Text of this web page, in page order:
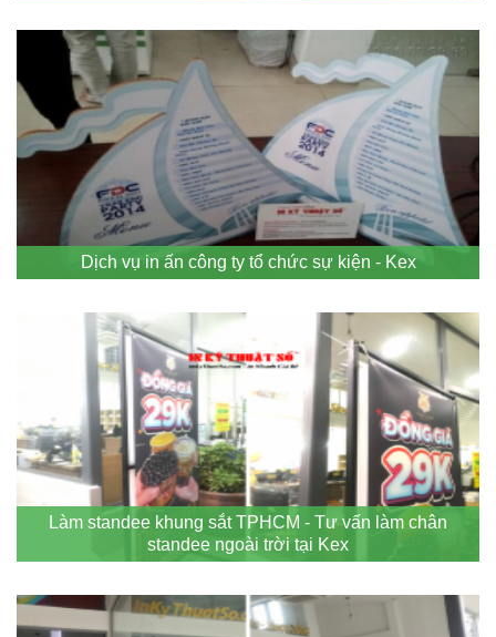
Dịch vụ in ấn công ty tổ chức sự kiện - Kex
Làm standee khung sắt TPHCM - Tư vấn làm chân
standee ngoài trời tại Kex